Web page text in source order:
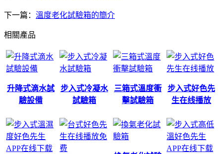
下一篇： 溫度老化試驗箱的簡介
相關產品
升降式滴水試
驗設備
步入式冷凝水
試驗箱
三箱式溫度衝
擊試驗箱
步入式好色先
生在线播放